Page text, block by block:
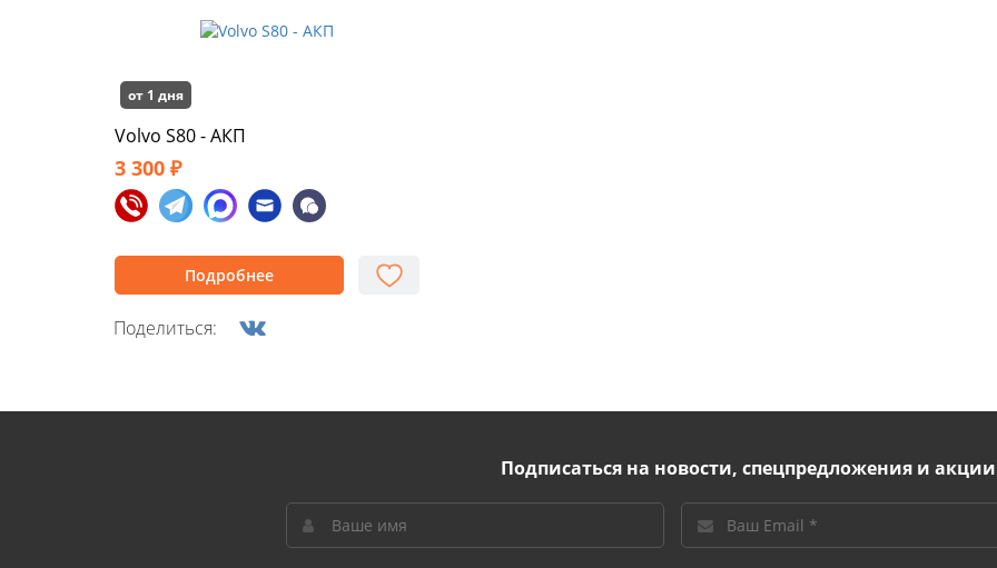
от 1 дня
Volvo S80 - АКП
3 300 ₽
Подробнее
Поделиться:
Подписаться на новости, спецпредложения и акции